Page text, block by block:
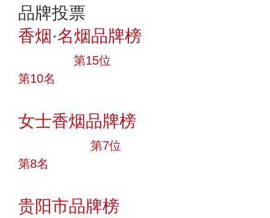
品牌投票
香烟·名烟品牌榜
第15位
第10名
女士香烟品牌榜
第7位
第8名
贵阳市品牌榜